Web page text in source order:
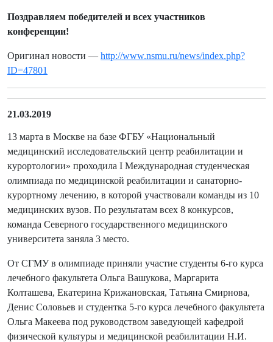
Поздравляем победителей и всех участников
конференции!
Оригинал новости — http://www.nsmu.ru/news/index.php?
ID=47801
21.03.2019
13 марта в Москве на базе ФГБУ «Национальный
медицинский исследовательский центр реабилитации и
курортологии» проходила I Международная студенческая
олимпиада по медицинской реабилитации и санаторно-
курортному лечению, в которой участвовали команды из 10
медицинских вузов. По результатам всех 8 конкурсов,
команда Северного государственного медицинского
университета заняла 3 место.
От СГМУ в олимпиаде приняли участие студенты 6-го курса
лечебного факультета Ольга Вашукова, Маргарита
Колташева, Екатерина Крижановская, Татьяна Смирнова,
Денис Соловьев и студентка 5-го курса лечебного факультета
Ольга Макеева под руководством заведующей кафедрой
физической культуры и медицинской реабилитации Н.И.